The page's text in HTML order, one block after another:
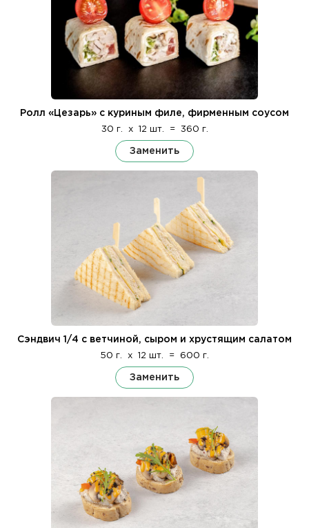
Ролл «Цезарь» с куриным филе, фирменным соусом
30 г. x 12 шт. = 360 г.
Заменить
Сэндвич 1/4 с ветчиной, сыром и хрустящим салатом
50 г. x 12 шт. = 600 г.
Заменить